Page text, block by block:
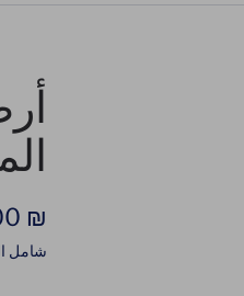
₪ 55.00
شامل